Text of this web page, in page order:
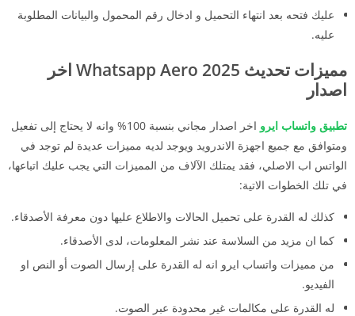
عليك فتحه بعد انتهاء التحميل و ادخال رقم المحمول والبيانات المطلوبة
عليه.
مميزات تحديث 2025 Whatsapp Aero اخر
اصدار
تطبيق واتساب ايرو
اخر اصدار مجاني بنسبة 100% وانه لا يحتاج إلى تفعيل
ومتوافق مع جميع اجهزة الاندرويد ويوجد لديه مميزات عديدة لم توجد في
الواتس اب الاصلي، فقد يمتلك الآلاف من المميزات التي يجب عليك اتباعها،
في تلك الخطوات الاتية:
كذلك له القدرة على تحميل الحالات والاطلاع عليها دون معرفة الأصدقاء.
كما ان مزيد من السلاسة عند نشر المعلومات، لدى الأصدقاء.
من مميزات واتساب ايرو انه له القدرة على إرسال الصوت أو النص او
الفيديو.
له القدرة على مكالمات غير محدودة عبر الصوت.